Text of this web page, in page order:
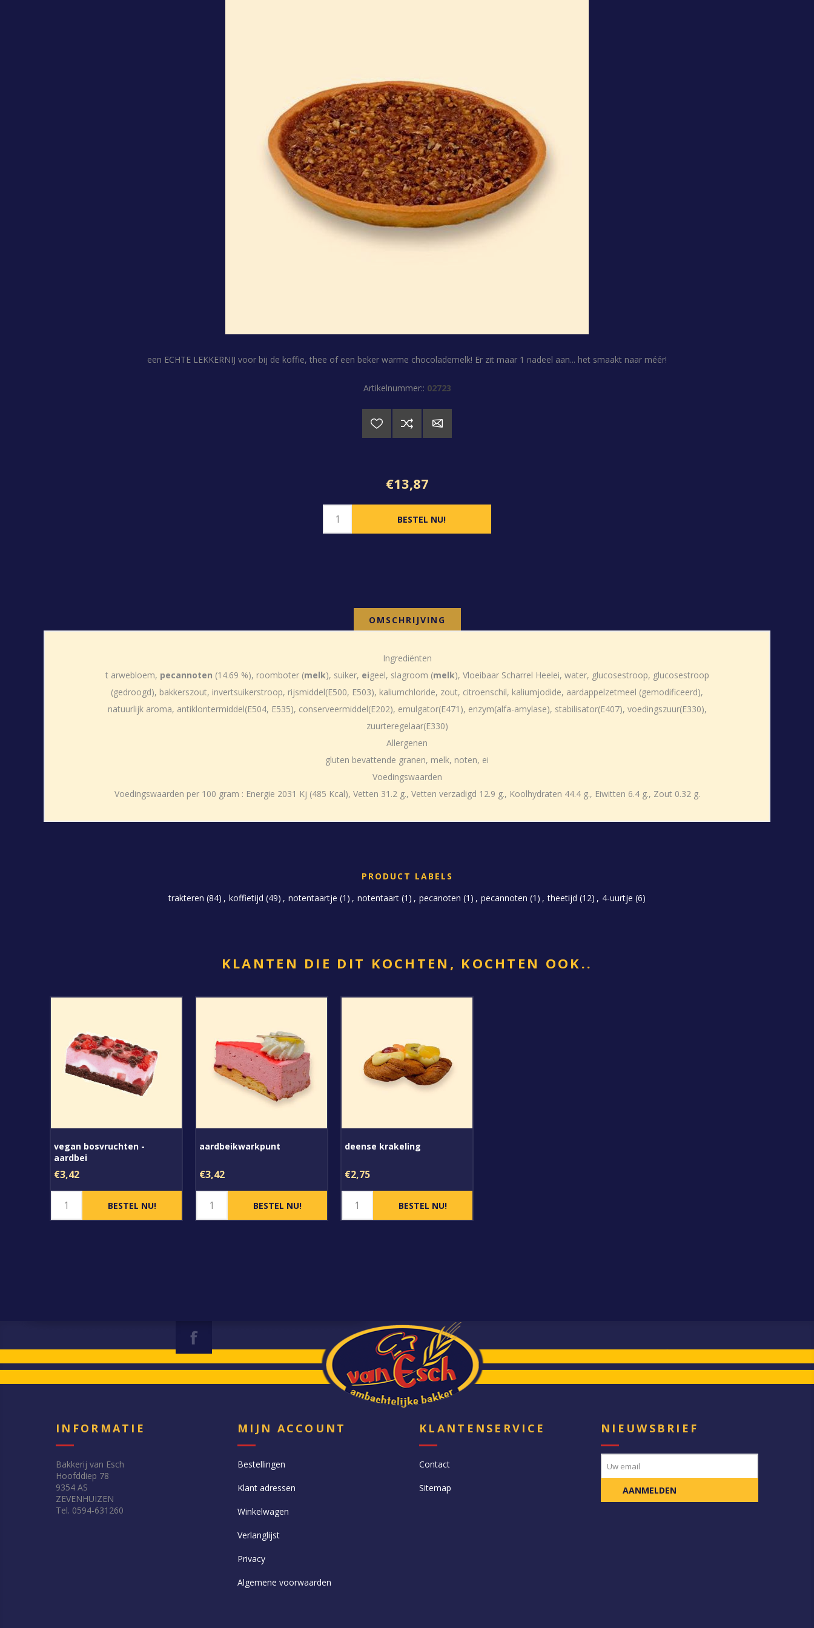
een ECHTE LEKKERNIJ voor bij de koffie, thee of een beker warme chocolademelk! Er zit maar 1 nadeel aan... het smaakt naar méér!
Artikelnummer:: 02723
€13,87
OMSCHRIJVING
Ingrediënten
t arwebloem, pecannoten (14.69 %), roomboter (melk), suiker, eigeel, slagroom (melk), Vloeibaar Scharrel Heelei, water, glucosestroop, glucosestroop
(gedroogd), bakkerszout, invertsuikerstroop, rijsmiddel(E500, E503), kaliumchloride, zout, citroenschil, kaliumjodide, aardappelzetmeel (gemodificeerd),
natuurlijk aroma, antiklontermiddel(E504, E535), conserveermiddel(E202), emulgator(E471), enzym(alfa-amylase), stabilisator(E407), voedingszuur(E330),
zuurteregelaar(E330)
Allergenen
gluten bevattende granen, melk, noten, ei
Voedingswaarden
Voedingswaarden per 100 gram : Energie 2031 Kj (485 Kcal), Vetten 31.2 g., Vetten verzadigd 12.9 g., Koolhydraten 44.4 g., Eiwitten 6.4 g., Zout 0.32 g.
PRODUCT LABELS
trakteren (84) , koffietijd (49) , notentaartje (1) , notentaart (1) , pecanoten (1) , pecannoten (1) , theetijd (12) , 4-uurtje (6)
KLANTEN DIE DIT KOCHTEN, KOCHTEN OOK..
vegan bosvruchten -
aardbei
€3,42
aardbeikwarkpunt
€3,42
deense krakeling
€2,75
INFORMATIE
Bakkerij van Esch
Hoofddiep 78
9354 AS
ZEVENHUIZEN
Tel. 0594-631260
MIJN ACCOUNT
Bestellingen
Klant adressen
Winkelwagen
Verlanglijst
Privacy
Algemene voorwaarden
KLANTENSERVICE
Contact
Sitemap
NIEUWSBRIEF